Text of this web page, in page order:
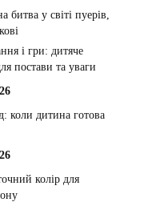
у світі пуерів,
і гри: дитяче
постави та уваги
коли дитина готова
колір для